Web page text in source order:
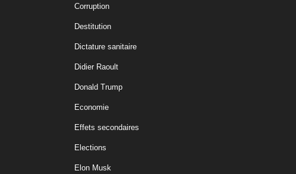
Corruption
Destitution
Dictature sanitaire
Didier Raoult
Donald Trump
Economie
Effets secondaires
Elections
Elon Musk